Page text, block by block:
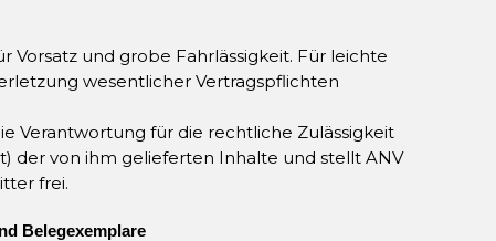
Vorsatz und grobe Fahrlässigkeit. Für leichte
wesentlicher Vertragspflichten
Verantwortung für die rechtliche Zulässigkeit
der von ihm gelieferten Inhalte und stellt ANV
frei.
Belegexemplare